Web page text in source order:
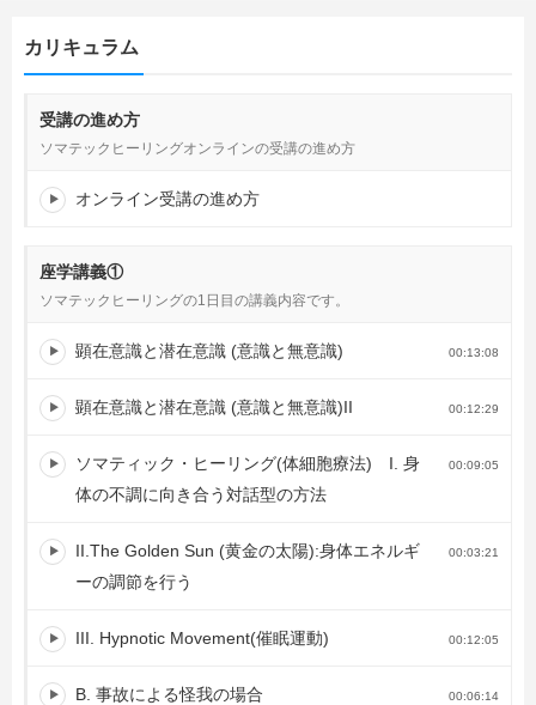
カリキュラム
受講の進め方
ソマテックヒーリングオンラインの受講の進め方
オンライン受講の進め方
座学講義①
ソマテックヒーリングの1日目の講義内容です。
顕在意識と潜在意識 (意識と無意識) 00:13:08
顕在意識と潜在意識 (意識と無意識)II 00:12:29
ソマティック・ヒーリング(体細胞療法) I. 身
体の不調に向き合う対話型の方法
00:09:05
II.The Golden Sun (黄金の太陽):身体エネルギ
ーの調節を行う
00:03:21
III. Hypnotic Movement(催眠運動) 00:12:05
B. 事故による怪我の場合 00:06:14